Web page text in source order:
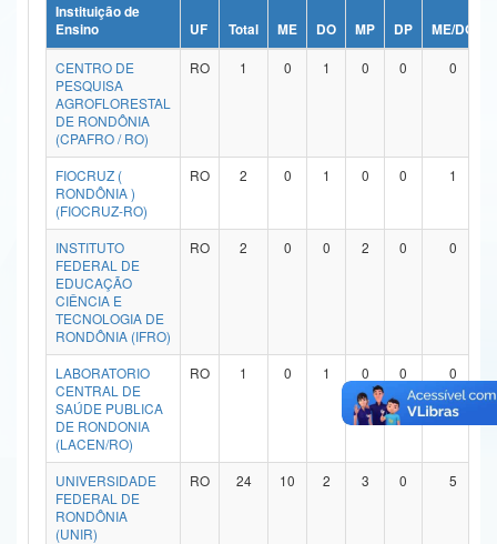
Ministério da Ciência, Tecnologia, Inovações e Comunicações
Ministério do Meio Ambiente
Ministério do Turismo
Ministério do Desenvolvimento Regional
Controladoria-Geral da União
Ministério da Mulher, da Família e dos Direitos Humanos
Secretaria-Geral
Secretaria de Governo
Gabinete de Segurança Institucional
Advocacia-Geral da União
Instituição de
Ensino
UF Total ME DO MP DP ME/DO
CENTRO DE
PESQUISA
AGROFLORESTAL
DE RONDÔNIA
(CPAFRO / RO)
RO 1 0 1 0 0 0
FIOCRUZ (
RONDÔNIA )
(FIOCRUZ-RO)
RO 2 0 1 0 0 1
INSTITUTO
FEDERAL DE
EDUCAÇÃO
CIÊNCIA E
TECNOLOGIA DE
RONDÔNIA (IFRO)
RO 2 0 0 2 0 0
LABORATORIO
CENTRAL DE
SAÚDE PUBLICA
DE RONDONIA
(LACEN/RO)
RO 1 0 1 0 0 0
UNIVERSIDADE
FEDERAL DE
RONDÔNIA
(UNIR)
RO 24 10 2 3 0 5